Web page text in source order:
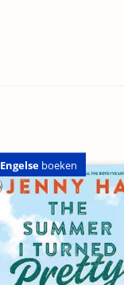
Engelse boeken